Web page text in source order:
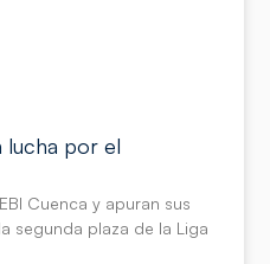
lucha por el
Cuenca y apuran sus
segunda plaza de la Liga